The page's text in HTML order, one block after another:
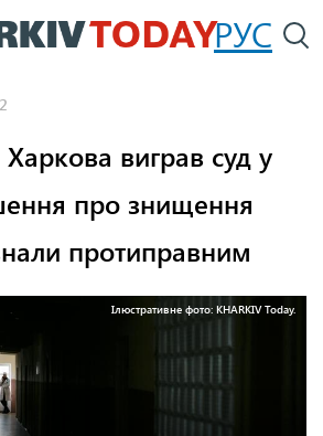
Перейти
до
РУС
виграв суд у
про знищення
протиправним
Ілюстративне фото: KHARKIV Today.